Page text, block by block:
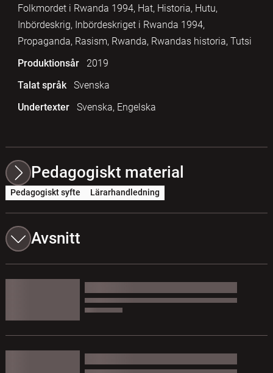
Folkmordet i Rwanda 1994, Hat, Historia, Hutu,
Inbördeskrig, Inbördeskriget i Rwanda 1994,
Propaganda, Rasism, Rwanda, Rwandas historia, Tutsi
Produktionsår
2019
Talat språk
Svenska
Undertexter
Svenska, Engelska
Pedagogiskt material
Pedagogiskt syfte Lärarhandledning
Avsnitt